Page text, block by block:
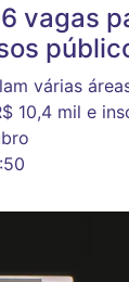
vagas
várias
10,4 mil e